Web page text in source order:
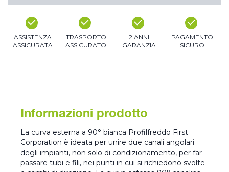
ASSISTENZA
ASSICURATA
TRASPORTO
ASSICURATO
2 ANNI
GARANZIA
PAGAMENTO
SICURO
Informazioni prodotto
La curva esterna a 90° bianca Profilfreddo First
Corporation è ideata per unire due canali angolari
degli impianti, non solo di condizionamento, per far
passare tubi e fili, nei punti in cui si richiedono svolte